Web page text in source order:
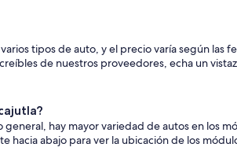
tipos de auto, y el precio varía según las
de nuestros proveedores, echa un
hay mayor variedad de autos en los
hacia abajo para ver la ubicación de los